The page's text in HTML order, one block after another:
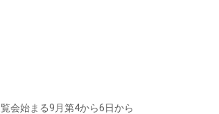
会始まる9月第4から6日から